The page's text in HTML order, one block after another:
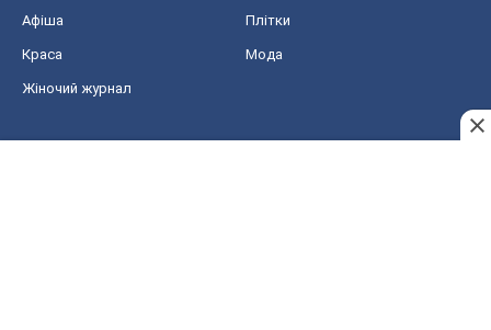
Афіша Плітки
Краса Мода
Жіночий журнал